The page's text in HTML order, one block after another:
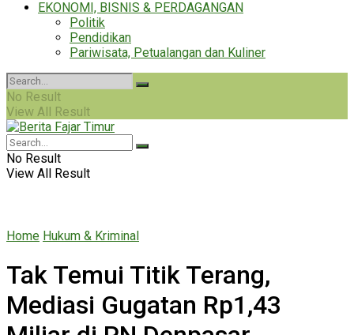
EKONOMI, BISNIS & PERDAGANGAN
Politik
Pendidikan
Pariwisata, Petualangan dan Kuliner
No Result
View All Result
No Result
View All Result
Home Hukum & Kriminal
Tak Temui Titik Terang,
Mediasi Gugatan Rp1,43